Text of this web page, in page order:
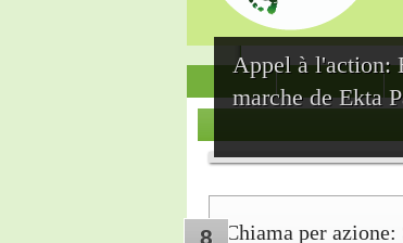
News
Appel à l'action:
marche de Ekta
Chiama per
8